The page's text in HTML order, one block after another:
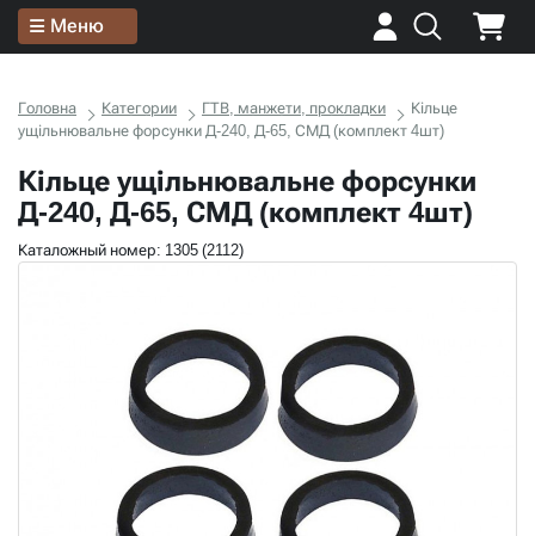
Меню
Головна Категории ГТВ, манжети, прокладки
Кільце
ущільнювальне форсунки Д-240, Д-65, СМД (комплект 4шт)
Кільце ущільнювальне форсунки
Д-240, Д-65, СМД (комплект 4шт)
Каталожный номер: 1305 (2112)